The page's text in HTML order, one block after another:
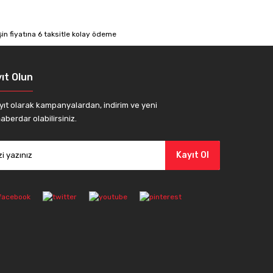
Olun
olarak kampanyalardan, indirim ve yeni
olabilirsiniz.
Kayıt Ol